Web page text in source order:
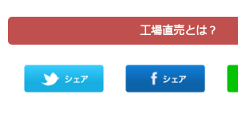
工場直売とは？